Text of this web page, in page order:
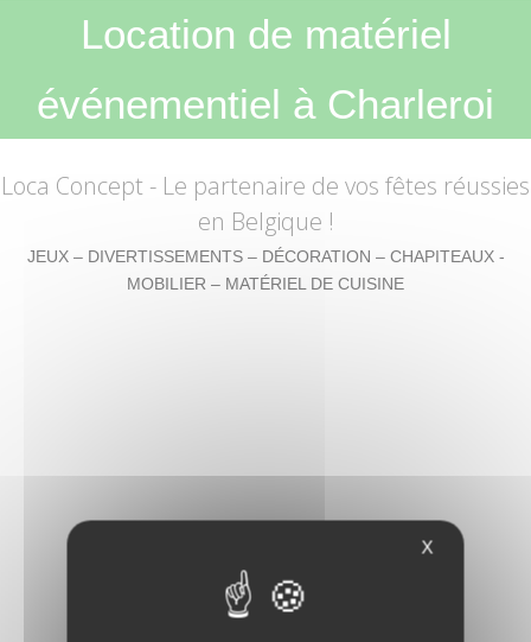
Location de matériel
événementiel à Charleroi
Loca Concept - Le partenaire de vos fêtes réussies
en Belgique !
JEUX – DIVERTISSEMENTS – DÉCORATION – CHAPITEAUX -
MOBILIER – MATÉRIEL DE CUISINE
X